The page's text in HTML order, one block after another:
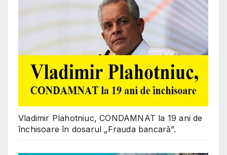
Vladimir Plahotniuc, CONDAMNAT la 19 ani de
închisoare în dosarul „Frauda bancară”.